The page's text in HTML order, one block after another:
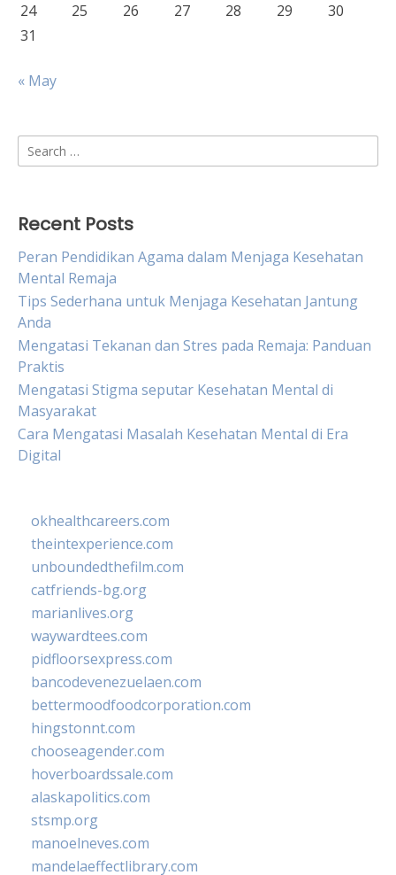
24
25 26 27 28 29
30
31
« May
Search
for:
Recent Posts
Peran Pendidikan Agama dalam Menjaga Kesehatan
Mental Remaja
Tips Sederhana untuk Menjaga Kesehatan Jantung
Anda
Mengatasi Tekanan dan Stres pada Remaja: Panduan
Praktis
Mengatasi Stigma seputar Kesehatan Mental di
Masyarakat
Cara Mengatasi Masalah Kesehatan Mental di Era
Digital
okhealthcareers.com
theintexperience.com
unboundedthefilm.com
catfriends-bg.org
marianlives.org
waywardtees.com
pidfloorsexpress.com
bancodevenezuelaen.com
bettermoodfoodcorporation.com
hingstonnt.com
chooseagender.com
hoverboardssale.com
alaskapolitics.com
stsmp.org
manoelneves.com
mandelaeffectlibrary.com